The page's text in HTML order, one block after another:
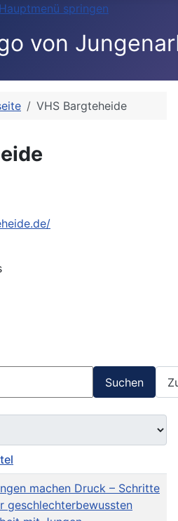
springen
VHS Bargteheide
Suchen
machen Druck – Schritte
geschlechterbewussten